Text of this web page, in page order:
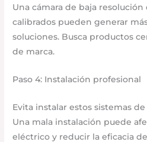
Una cámara de baja resolución
calibrados pueden generar
soluciones. Busca productos
de marca.
Paso 4: Instalación profesional
Evita instalar estos sistemas
Una mala instalación puede
eléctrico y reducir la eficacia